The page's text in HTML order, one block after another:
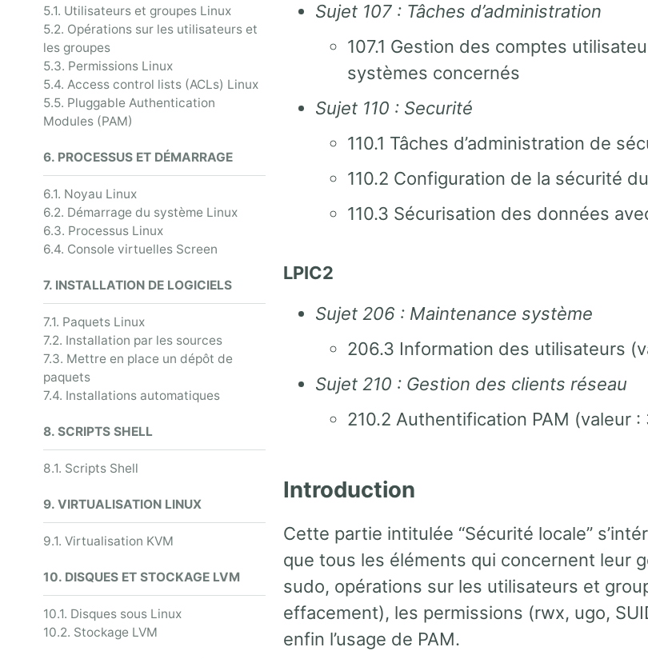
5.1. Utilisateurs et groupes Linux
5.2. Opérations sur les utilisateurs et
les groupes
5.3. Permissions Linux
5.4. Access control lists (ACLs) Linux
5.5. Pluggable Authentication
Modules (PAM)
6. PROCESSUS ET DÉMARRAGE
6.1. Noyau Linux
6.2. Démarrage du système Linux
6.3. Processus Linux
6.4. Console virtuelles Screen
7. INSTALLATION DE LOGICIELS
7.1. Paquets Linux
7.2. Installation par les sources
7.3. Mettre en place un dépôt de
paquets
7.4. Installations automatiques
8. SCRIPTS SHELL
8.1. Scripts Shell
9. VIRTUALISATION LINUX
9.1. Virtualisation KVM
10. DISQUES ET STOCKAGE LVM
10.1. Disques sous Linux
10.2. Stockage LVM
Sujet 107 : Tâches d’administration
107.1 Gestion des comptes
systèmes concernés
Sujet 110 : Securité
110.1 Tâches d’administration de
110.2 Configuration de la sécurité
110.3 Sécurisation des données
LPIC2
Sujet 206 : Maintenance système
206.3 Information des utilisateurs
Sujet 210 : Gestion des clients réseau
210.2 Authentification PAM (valeur :
Introduction
Cette partie intitulée “Sécurité locale”
que tous les éléments qui concernent leur
sudo, opérations sur les utilisateurs et
effacement), les permissions (rwx, ugo,
enfin l’usage de PAM.